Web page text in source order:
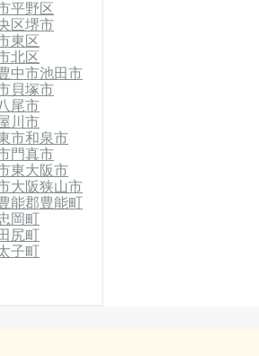
平野区
区堺市
東区
北区
中市池田市
貝塚市
八尾市
川市
市和泉市
門真市
東大阪市
大阪狭山市
能郡豊能町
岡町
尻町
子町